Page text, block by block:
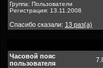
Группа: Пользователи
Регистрация: 13.11.2008
Спасибо сказали: 13 раз(а)
Часовой пояс
пользователя